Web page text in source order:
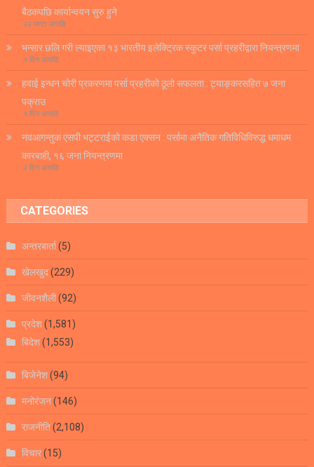
बैठकपछि कार्यान्वयन सुरु हुने
२२ घण्टा अगाडि
भन्सार छलि गरी ल्याइएका १३ भारतीय इलेक्ट्रिक स्कुटर पर्सा प्रहरीद्वारा नियन्त्रणमा
१ दिन अगाडि
हवाई इन्धन चोरी प्रकरणमा पर्सा प्रहरीको ठूलो सफलता : ट्याङ्करसहित ७ जना
पक्राउ
१ दिन अगाडि
नवआगन्तुक एसपी भट्टराईको कडा एक्सन : पर्सामा अनैतिक गतिविधिविरुद्ध धमाधम
कारबाही, १६ जना नियन्त्रणमा
२ दिन अगाडि
CATEGORIES
अन्तरबार्ता(5)
खेलखुद(229)
जीवनशैली(92)
प्रदेश(1,581)
बिदेश(1,553)
बिजेनेश(94)
मनोरंजन(146)
राजनीति(2,108)
विचार(15)